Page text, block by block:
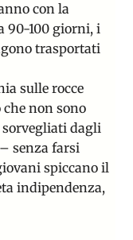
con la
90-100 giorni, i
trasportati
sulle rocce
non sono
sorvegliati dagli
senza farsi
spiccano il
indipendenza,